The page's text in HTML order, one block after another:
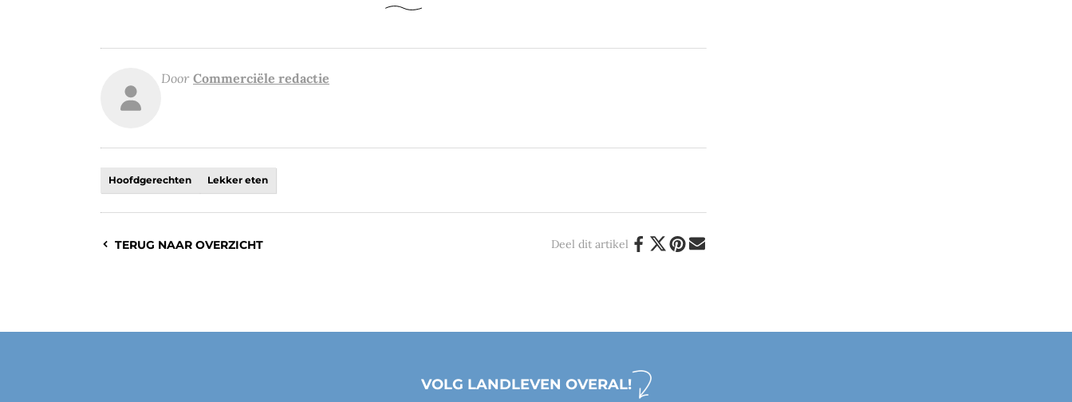
Door Commerciële redactie
Hoofdgerechten Lekker eten
TERUG NAAR OVERZICHT Deel dit artikel
VOLG LANDLEVEN OVERAL!